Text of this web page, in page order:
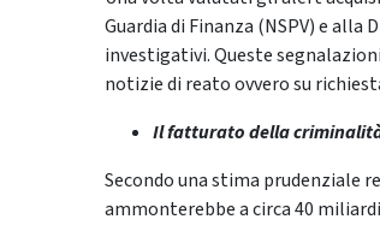
Guardia di Finanza (NSPV) e
investigativi. Queste
notizie di reato ovvero su
Il fatturato della
Secondo una stima prudenziale
ammonterebbe a circa 40